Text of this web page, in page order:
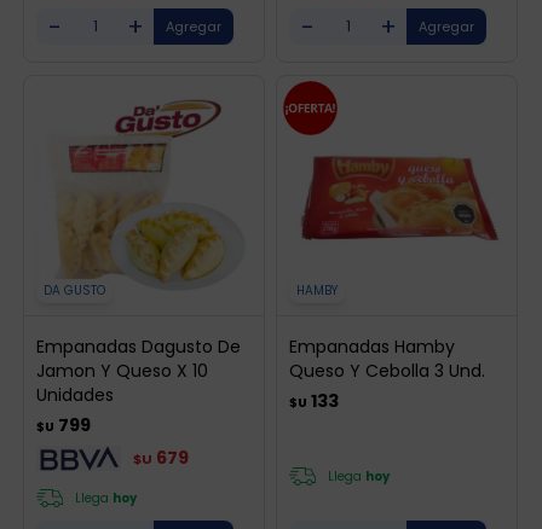
- + - +
DA GUSTO
Empanadas Dagusto De
Jamon Y Queso X 10
Unidades
$U 799
$U 679
Llega hoy
HAMBY
Empanadas Hamby
Queso Y Cebolla 3 Und.
$U 133
Llega hoy